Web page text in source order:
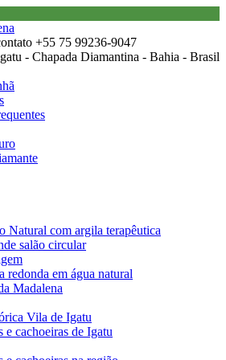
+55 75 99236-9047
- Chapada Diamantina - Bahia - Brasil
Natural com argila terapêutica
salão circular
redonda em água natural
Madalena
Vila de Igatu
e cachoeiras de Igatu